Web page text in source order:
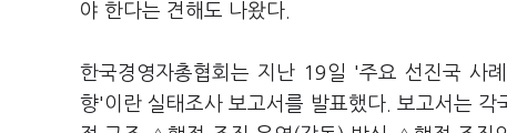
야 한다는 견해도 나왔다.
한국경영자총협회는 지난 19일 '주요 선진국 사
향'이란 실태조사 보고서를 발표했다. 보고서는